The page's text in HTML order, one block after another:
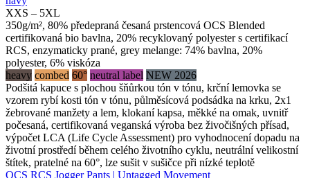
XXS – 5XL
350g/m², 80% předepraná česaná prstencová OCS Blended
certifikovaná bio bavlna, 20% recyklovaný polyester s certifikací
RCS, enzymaticky prané, grey melange: 74% bavlna, 20%
polyester, 6% viskóza
heavy combed 60° neutral label NEW 2026
Podšitá kapuce s plochou šňůrkou tón v tónu, krční lemovka se
vzorem rybí kosti tón v tónu, půlměsícová podsádka na krku, 2x1
žebrované manžety a lem, klokaní kapsa, měkké na omak, uvnitř
počesaná, certifikovaná veganská výroba bez živočišných přísad,
výpočet LCA (Life Cycle Assessment) pro vyhodnocení dopadu na
životní prostředí během celého životního cyklu, neutrální velikostní
štítek, pratelné na 60°, lze sušit v sušičce při nízké teplotě
OCS RCS Jogger Pants | Untagged Movement